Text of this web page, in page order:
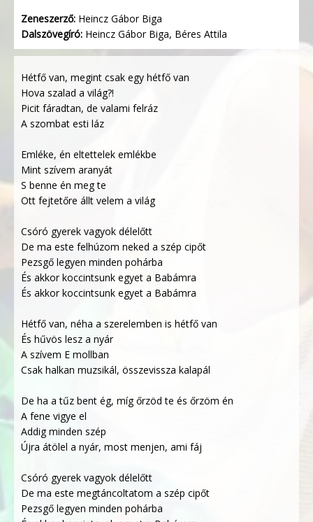
Zeneszerző: Heincz Gábor Biga
Dalszövegíró: Heincz Gábor Biga, Béres Attila
Hétfő van, megint csak egy hétfő van
Hova szalad a világ?!
Picit fáradtan, de valami felráz
A szombat esti láz
Emléke, én eltettelek emlékbe
Mint szívem aranyát
S benne én meg te
Ott fejtetőre állt velem a világ
Csóró gyerek vagyok délelőtt
De ma este felhúzom neked a szép cipőt
Pezsgő legyen minden pohárba
És akkor koccintsunk egyet a Babámra
És akkor koccintsunk egyet a Babámra
Hétfő van, néha a szerelemben is hétfő van
És hűvös lesz a nyár
A szívem E mollban
Csak halkan muzsikál, összevissza kalapál
De ha a tűz bent ég, míg őrzöd te és őrzöm én
A fene vigye el
Addig minden szép
Újra átölel a nyár, most menjen, ami fáj
Csóró gyerek vagyok délelőtt
De ma este megtáncoltatom a szép cipőt
Pezsgő legyen minden pohárba